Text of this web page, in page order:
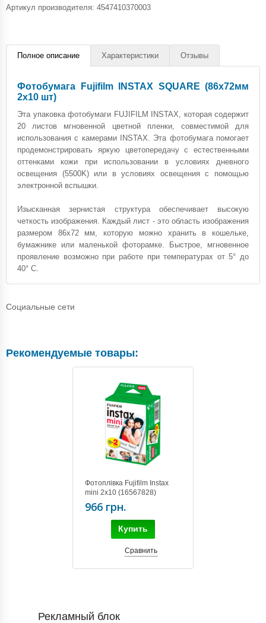
Артикул производителя: 4547410370003
Полное описание Характеристики Отзывы
Фотобумага Fujifilm INSTAX SQUARE (86х72мм
2х10 шт)
Эта упаковка фотобумаги FUJIFILM INSTAX, которая содержит
20 листов мгновенной цветной пленки, совместимой для
использования с камерами INSTAX. Эта фотобумага помогает
продемонстрировать яркую цветопередачу с естественными
оттенками кожи при использовании в условиях дневного
освещения (5500K) или в условиях освещения с помощью
электронной вспышки.
Изысканная зернистая структура обеспечивает высокую
четкость изображения. Каждый лист - это область изображения
размером 86х72 мм, которую можно хранить в кошельке,
бумажнике или маленькой фоторамке. Быстрое, мгновенное
проявление возможно при работе при температурах от 5° до
40° С.
Социальные сети
Рекомендуемые товары:
Фотоплівка Fujifilm Instax
mini 2x10 (16567828)
966 грн.
Купить
Сравнить
Рекламный блок